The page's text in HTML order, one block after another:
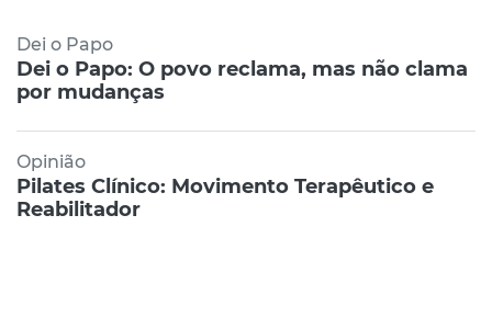
Dei o Papo
Dei o Papo: O povo reclama, mas não clama
por mudanças
Opinião
Pilates Clínico: Movimento Terapêutico e
Reabilitador